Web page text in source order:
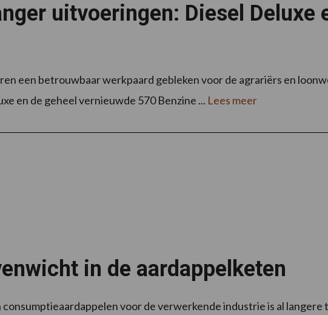
uitvoeringen: Diesel Deluxe
een betrouwbaar werkpaard gebleken voor de agrariërs en
en de geheel vernieuwde 570 Benzine ... Lees meer
in de aardappelketen
voor de verwerkende industrie is al langere